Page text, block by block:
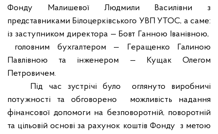
Фонду Малишевої Людмили Василівни з
представниками Білоцерківського УВП УТОС, а саме:
із заступником директора — Бовт Ганною Іванівною,
головним бухгалтером — Геращенко Галиною
Павлівною та інженером — Кущак Олегом
Петровичем.
Під час зустрічі було
оглянуто виробничі
потужності та обговорено
можливість надання
фінансової допомоги на безповоротній, поворотній
та цільовій основі за рахунок коштів Фонду з метою